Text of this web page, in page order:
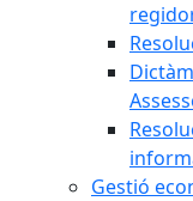
Gestió